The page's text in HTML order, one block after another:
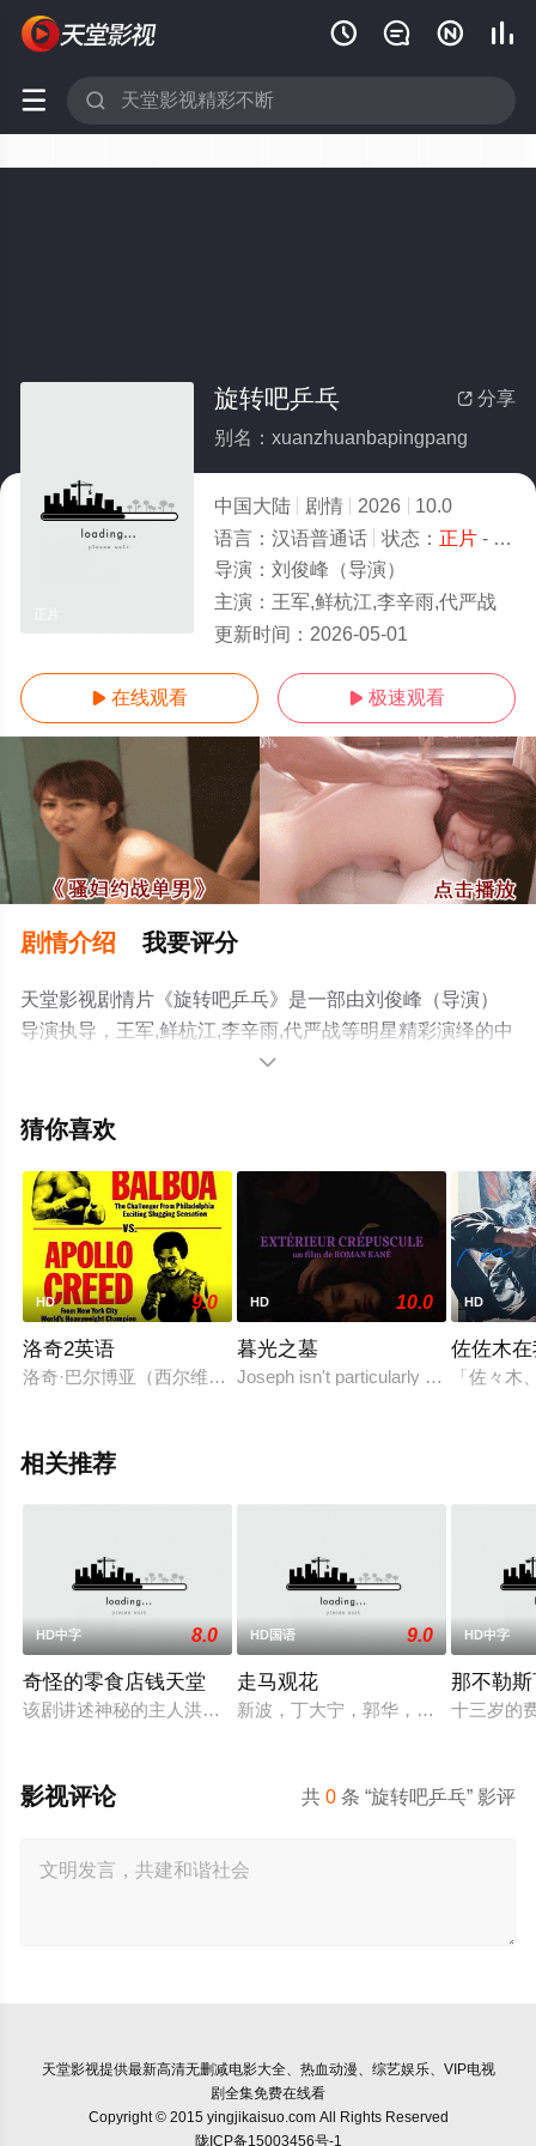
   
 
 分享
旋转吧乒乓
别名：xuanzhuanbapingpang
中国大陆 剧情 2026
10.0
语言： 汉语普通话 状态： 正片- 免费观看
导演： 刘俊峰（导演）
主演： 王军,鲜杭江,李辛雨,代严战
更新时间： 2026-05-01
 在线观看  极速观看
剧情介绍 我要评分
天堂影视剧情片《旋转吧乒乓》是一部由刘俊峰（导演）
导演执导，王军,鲜杭江,李辛雨,代严战等明星精彩演绎的中
国大陆电影，手机免费观看高清未删减完整版电影大全就
或剧情网等平台了解。

猜你喜欢
HD 9.0
洛奇2英语
洛奇·巴尔博亚（西尔维斯特·史泰龙饰）在第十五回合败给世界
HD 10.0
暮光之墓
Joseph isn't particularly happy,
HD
佐佐木
「佐々
相关推荐
HD中字 8.0
奇怪的零食店钱天堂
该剧讲述神秘的主人洪子卖能够实现人们愿望的神秘零食，以及
HD国语 9.0
走马观花
新波，丁大宁，郭华，程一木他们毕
HD中字
那不勒
十三岁的
共0 条 “旋转吧乒乓” 影评
影视评论
天堂影视提供最新高清无删减电影大全、热血动漫、综艺娱乐、VIP电视
剧全集免费在线看
Copyright © 2015 yingjikaisuo.com All Rights Reserved
陇ICP备15003456号-1